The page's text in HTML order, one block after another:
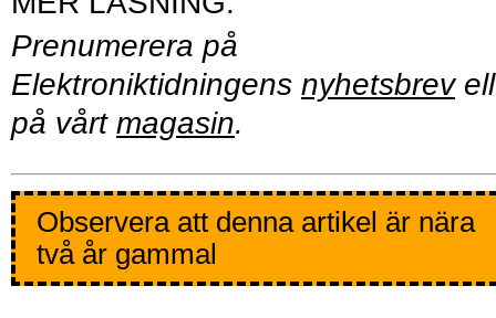
Prenumerera på
Elektroniktidningens nyhetsbrev
på vårt magasin.
Observera att denna artikel är nära
två år gammal